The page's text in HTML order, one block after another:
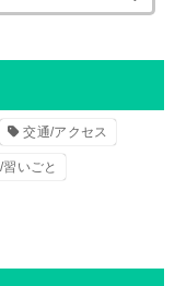
交通/アクセス
いごと